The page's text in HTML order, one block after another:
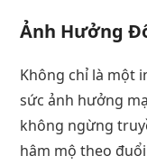
Ảnh Hưởng
Không chỉ là một
sức ảnh hưởng
không ngừng
hâm mộ theo